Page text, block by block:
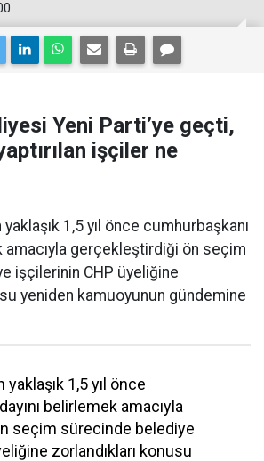
Yeni Parti’ye geçti,
işçiler ne
yaklaşık 1,5 yıl önce cumhurbaşkanı
amacıyla gerçekleştirdiği ön seçim
işçilerinin CHP üyeliğine
yeniden kamuoyunun gündemine
yaklaşık 1,5 yıl önce
belirlemek amacıyla
seçim sürecinde belediye
zorlandıkları konusu